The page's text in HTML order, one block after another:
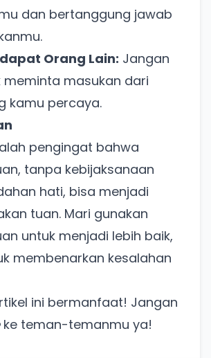
dan bertanggung jawab
Orang Lain: Jangan
meminta masukan dari
kamu percaya.
pengingat bahwa
tanpa kebijaksanaan
hati, bisa menjadi
tuan. Mari gunakan
untuk menjadi lebih baik,
membenarkan kesalahan
ini bermanfaat! Jangan
ke teman-temanmu ya!
Website Baru!
untuk kamu yang mau coba
SMM baru nih! Coba BulkFame
pengalaman lebih baik.
gratis dicoba. Kamu tetap bisa
Zona Sosmed kapan saja.
Coba BulkFame
Lain kali saja